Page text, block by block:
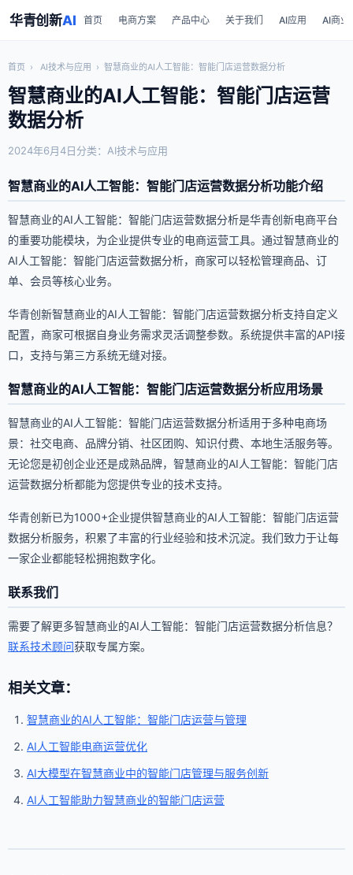
华青创新AI 首页 电商方案 产品中心 关于我们 AI应用 AI商业
首页 › AI技术与应用 › 智慧商业的AI人工智能：智能门店运营数据分析
智慧商业的AI人工智能：智能门店运营
数据分析
2024年6月4日分类：AI技术与应用
智慧商业的AI人工智能：智能门店运营数据分析功能介绍
智慧商业的AI人工智能：智能门店运营数据分析是华青创新电商平台
的重要功能模块，为企业提供专业的电商运营工具。通过智慧商业的
AI人工智能：智能门店运营数据分析，商家可以轻松管理商品、订
单、会员等核心业务。
华青创新智慧商业的AI人工智能：智能门店运营数据分析支持自定义
配置，商家可根据自身业务需求灵活调整参数。系统提供丰富的API接
口，支持与第三方系统无缝对接。
智慧商业的AI人工智能：智能门店运营数据分析应用场景
智慧商业的AI人工智能：智能门店运营数据分析适用于多种电商场
景：社交电商、品牌分销、社区团购、知识付费、本地生活服务等。
无论您是初创企业还是成熟品牌，智慧商业的AI人工智能：智能门店
运营数据分析都能为您提供专业的技术支持。
华青创新已为1000+企业提供智慧商业的AI人工智能：智能门店运营
数据分析服务，积累了丰富的行业经验和技术沉淀。我们致力于让每
一家企业都能轻松拥抱数字化。
联系我们
需要了解更多智慧商业的AI人工智能：智能门店运营数据分析信息？
联系技术顾问获取专属方案。
相关文章：
智慧商业的AI人工智能：智能门店运营与管理
AI人工智能电商运营优化
AI大模型在智慧商业中的智能门店管理与服务创新
AI人工智能助力智慧商业的智能门店运营